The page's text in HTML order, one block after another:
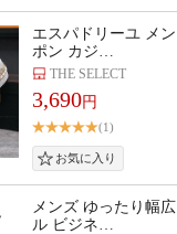
エスパドリーユ メ
ポン カジ…
THE SELECT
3,690円
(1)
メンズ ゆったり幅
ル ビジネ…